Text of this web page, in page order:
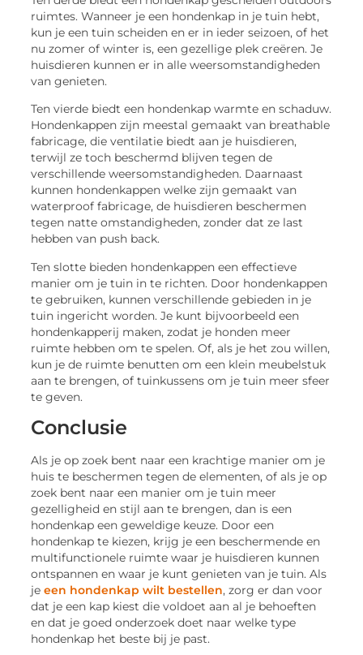
ruimtes. Wanneer je een hondenkap in je tuin hebt,
kun je een tuin scheiden en er in ieder seizoen, of het
nu zomer of winter is, een gezellige plek creëren. Je
huisdieren kunnen er in alle weersomstandigheden
van genieten.
Ten vierde biedt een hondenkap warmte en schaduw.
Hondenkappen zijn meestal gemaakt van breathable
fabricage, die ventilatie biedt aan je huisdieren,
terwijl ze toch beschermd blijven tegen de
verschillende weersomstandigheden. Daarnaast
kunnen hondenkappen welke zijn gemaakt van
waterproof fabricage, de huisdieren beschermen
tegen natte omstandigheden, zonder dat ze last
hebben van push back.
Ten slotte bieden hondenkappen een effectieve
manier om je tuin in te richten. Door hondenkappen
te gebruiken, kunnen verschillende gebieden in je
tuin ingericht worden. Je kunt bijvoorbeeld een
hondenkapperij maken, zodat je honden meer
ruimte hebben om te spelen. Of, als je het zou willen,
kun je de ruimte benutten om een klein meubelstuk
aan te brengen, of tuinkussens om je tuin meer sfeer
te geven.
Conclusie
Als je op zoek bent naar een krachtige manier om je
huis te beschermen tegen de elementen, of als je op
zoek bent naar een manier om je tuin meer
gezelligheid en stijl aan te brengen, dan is een
hondenkap een geweldige keuze. Door een
hondenkap te kiezen, krijg je een beschermende en
multifunctionele ruimte waar je huisdieren kunnen
ontspannen en waar je kunt genieten van je tuin. Als
jeeen hondenkap wilt bestellen, zorg er dan voor
dat je een kap kiest die voldoet aan al je behoeften
en dat je goed onderzoek doet naar welke type
hondenkap het beste bij je past.